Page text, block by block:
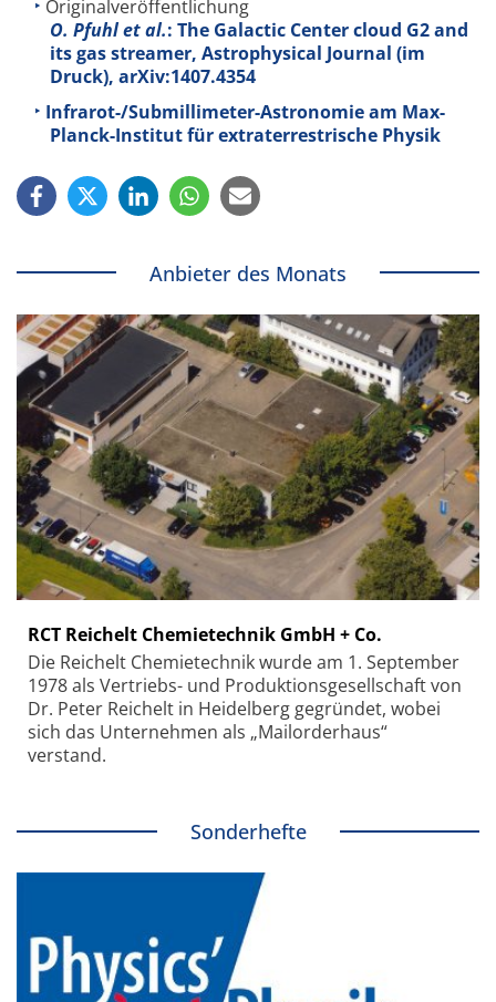
Originalveröffentlichung
O. Pfuhl et al.: The Galactic Center cloud G2 and
its gas streamer, Astrophysical Journal (im
Druck), arXiv:1407.4354
Infrarot-/Submillimeter-Astronomie am Max-
Planck-Institut für extraterrestrische Physik
Anbieter des Monats
RCT Reichelt Chemietechnik GmbH + Co.
Die Reichelt Chemietechnik wurde am 1. September
1978 als Vertriebs- und Produktionsgesellschaft von
Dr. Peter Reichelt in Heidelberg gegründet, wobei
sich das Unternehmen als „Mailorderhaus“
verstand.
Sonderhefte